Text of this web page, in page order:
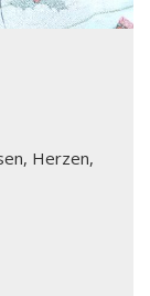
Herzen,